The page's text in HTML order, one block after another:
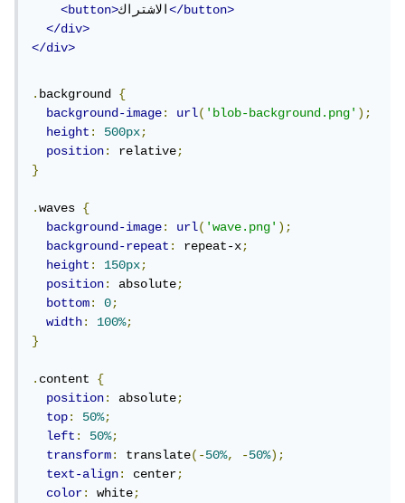
<button>الاشتراك</button>
</div>
</div>
.background {
background-image: url('blob-background.png');
height: 500px;
position: relative;
}
.waves {
background-image: url('wave.png');
background-repeat: repeat-x;
height: 150px;
position: absolute;
bottom: 0;
width: 100%;
}
.content {
position: absolute;
top: 50%;
left: 50%;
transform: translate(-50%, -50%);
text-align: center;
color: white;